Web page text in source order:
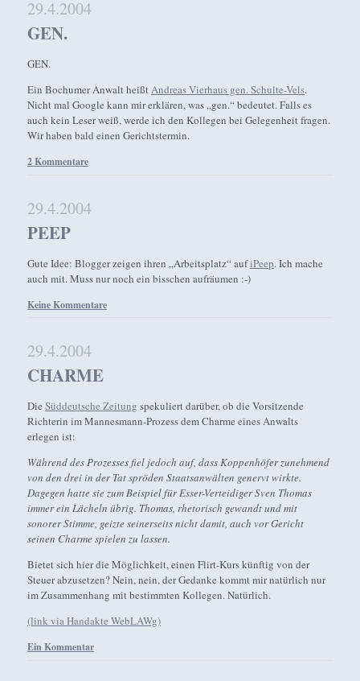
29.4.2004
GEN.
GEN.
Ein Bochumer Anwalt heißtAndreas Vierhaus gen. Schulte-Vels.
Nicht mal Google kann mir erklären, was „gen.“ bedeutet. Falls es
auch kein Leser weiß, werde ich den Kollegen bei Gelegenheit fragen.
Wir haben bald einen Gerichtstermin.
2 Kommentare
29.4.2004
PEEP
Gute Idee: Blogger zeigen ihren „Arbeitsplatz“ aufiPeep. Ich mache
auch mit. Muss nur noch ein bisschen aufräumen :-)
Keine Kommentare
29.4.2004
CHARME
DieSüddeutsche Zeitung spekuliert darüber, ob die Vorsitzende
Richterin im Mannesmann-Prozess dem Charme eines Anwalts
erlegen ist:
Während des Prozesses fiel jedoch auf, dass Koppenhöfer zunehmend
von den drei in der Tat spröden Staatsanwälten genervt wirkte.
Dagegen hatte sie zum Beispiel für Esser-Verteidiger Sven Thomas
immer ein Lächeln übrig. Thomas, rhetorisch gewandt und mit
sonorer Stimme, geizte seinerseits nicht damit, auch vor Gericht
seinen Charme spielen zu lassen.
Bietet sich hier die Möglichkeit, einen Flirt-Kurs künftig von der
Steuer abzusetzen? Nein, nein, der Gedanke kommt mir natürlich nur
im Zusammenhang mit bestimmten Kollegen. Natürlich.
(link via Handakte WebLAWg)
Ein Kommentar